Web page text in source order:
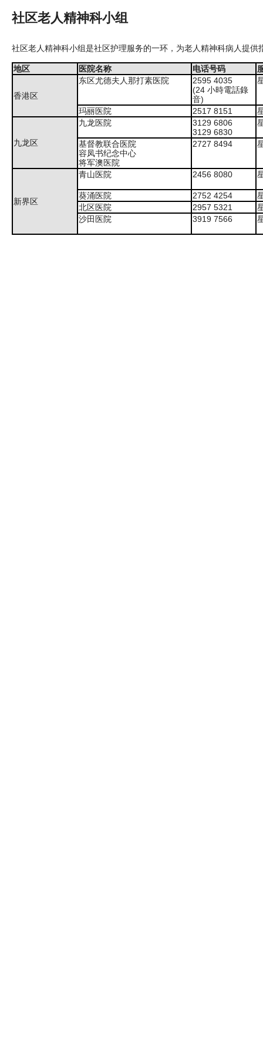
社区老人精神科小组
社区老人精神科小组是社区护理服务的一环，为老人精神科病人提供
地区 医院名称 电话号码
香港区
东区尤德夫人那打素医院
2595 4035
(24 小時電話錄
音)
玛丽医院 2517 8151
九龙区
九龙医院
3129 6806
3129 6830
基督教联合医院
容凤书纪念中心
将军澳医院
2727 8494
新界区
青山医院 2456 8080
葵涌医院 2752 4254
北区医院
2957 5321
沙田医院
3919 7566